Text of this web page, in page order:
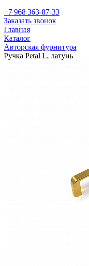
+7 968 363-87-33
Заказать звонок
Главная
Каталог
Авторская фурнитура
Ручка Petal L, латунь